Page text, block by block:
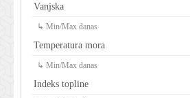
Vanjska
↳ Min/Max danas
Temperatura mora
↳ Min/Max danas
Indeks topline